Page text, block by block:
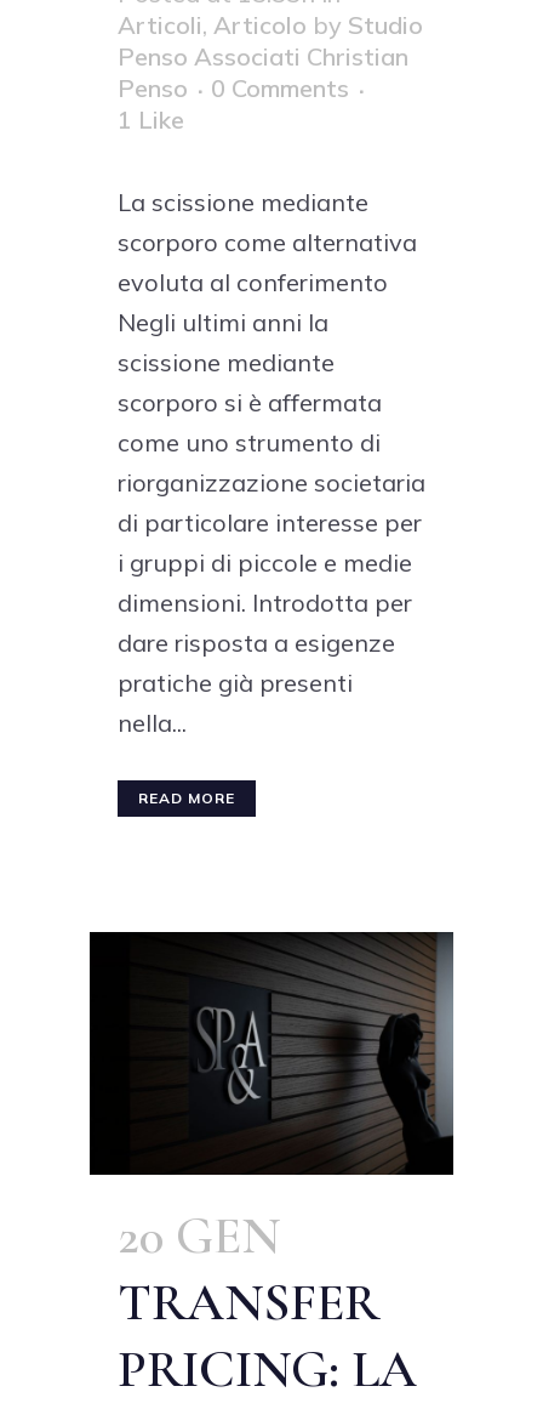
Articoli, Articolo by Studio
Penso Associati Christian
Penso
0 Comments
1 Like
La scissione mediante
scorporo come alternativa
evoluta al conferimento
Negli ultimi anni la
scissione mediante
scorporo si è affermata
come uno strumento di
riorganizzazione societaria
di particolare interesse per
i gruppi di piccole e medie
dimensioni. Introdotta per
dare risposta a esigenze
pratiche già presenti
nella...
READ MORE
20 GEN
TRANSFER
PRICING: LA